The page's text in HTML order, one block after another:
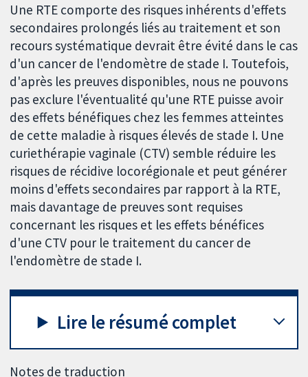
Une RTE comporte des risques inhérents d'effets
secondaires prolongés liés au traitement et son
recours systématique devrait être évité dans le cas
d'un cancer de l'endomètre de stade I. Toutefois,
d'après les preuves disponibles, nous ne pouvons
pas exclure l'éventualité qu'une RTE puisse avoir
des effets bénéfiques chez les femmes atteintes
de cette maladie à risques élevés de stade I. Une
curiethérapie vaginale (CTV) semble réduire les
risques de récidive locorégionale et peut générer
moins d'effets secondaires par rapport à la RTE,
mais davantage de preuves sont requises
concernant les risques et les effets bénéfices
d'une CTV pour le traitement du cancer de
l'endomètre de stade I.
Lire le résumé complet
Notes de traduction